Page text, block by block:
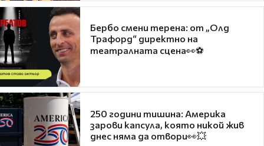
Бербо смени терена: от „Олд
Трафорд“ директно на
театралната сцена👀⚽
250 години тишина: Америка
зарови капсула, която никой жив
днес няма да отвори👀💥